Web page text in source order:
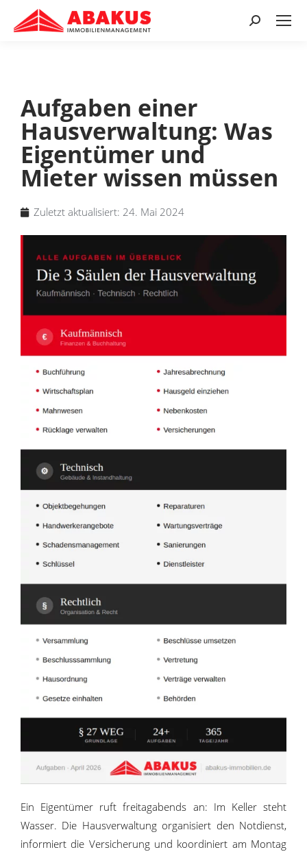
Aufgaben einer
Hausverwaltung: Was
Eigentümer und
Mieter wissen müssen
Zuletzt aktualisiert: 24. Mai 2024
Ein Eigentümer ruft freitagabends an: Im Keller steht
Wasser. Die Hausverwaltung organisiert den Notdienst,
informiert die Versicherung und koordiniert am Montag